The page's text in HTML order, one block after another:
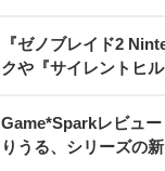
『ゼノブレイド2
クや『サイレントヒ
Game*Sparkレビュ
りうる、シリーズの